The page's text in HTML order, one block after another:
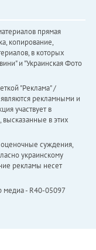
прямая
копирование,
в которых
и "Украинская Фото
"Реклама" /
рекламными и
участвует в
высказанные в этих
оценочные суждения,
украинскому
рекламы несет
медиа - R40-05097